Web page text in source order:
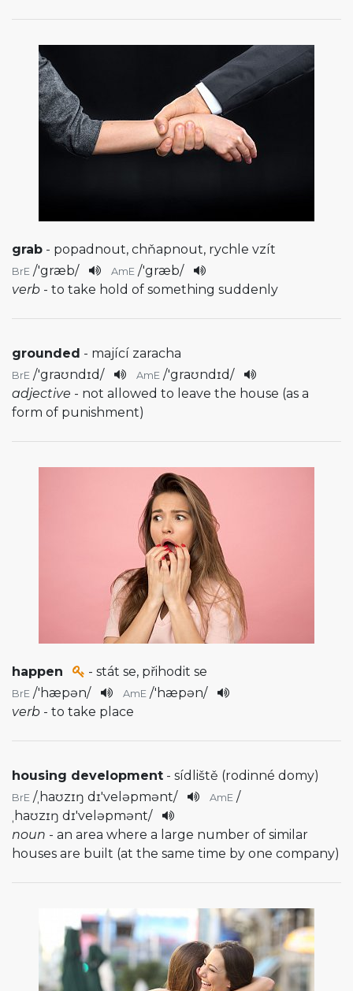
grab - popadnout, chňapnout, rychle vzít
BrE /'græb/ AmE /'græb/
verb - to take hold of something suddenly
grounded - mající zaracha
BrE /'graʊndɪd/ AmE /'graʊndɪd/
adjective - not allowed to leave the house (as a
form of punishment)
happen - stát se, přihodit se
BrE /'hæpən/ AmE /'hæpən/
verb - to take place
housing development - sídliště (rodinné domy)
BrE /ˌhaʊzɪŋ dɪ'veləpmənt/ AmE /
ˌhaʊzɪŋ dɪ'veləpmənt/
noun - an area where a large number of similar
houses are built (at the same time by one company)